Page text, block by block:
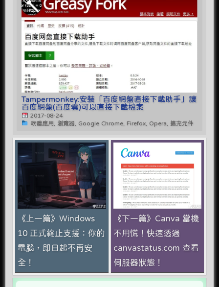
Tampermonkey:安裝「百度網盤直接下載助手」讓
百度網盤(百度雲)可以直接下載檔案
2017-08-24
軟體應用, 瀏覽器, Google Chrome, Firefox, Opera, 擴充元件
《上一篇》Windows
10 正式終止支援：你的
電腦，即日起不再安
全！
《下一篇》Canva 當機
不用慌！快速透過
canvastatus.com 查看
伺服器狀態！